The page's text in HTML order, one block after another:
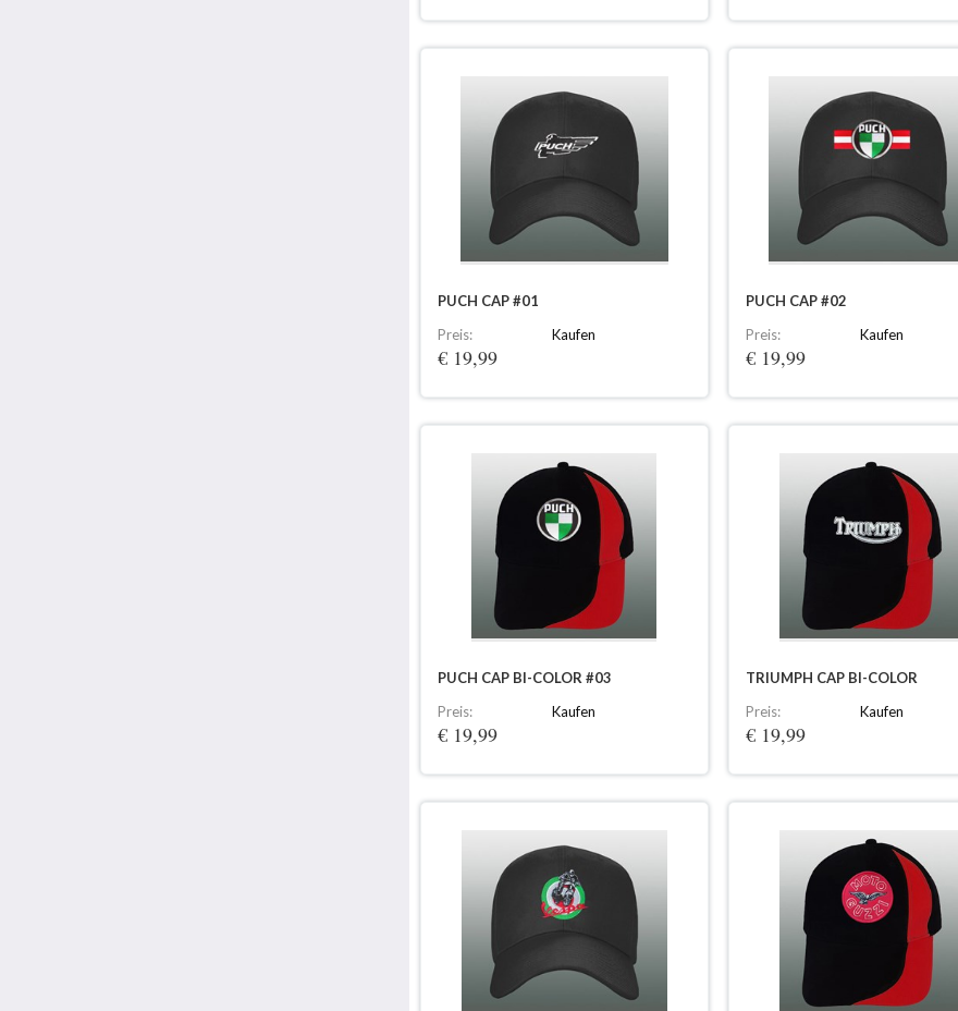
PUCH CAP #01
Preis:
€ 19,99
Kaufen
PUCH CAP #02
Preis:
€ 19,99
Kaufen
PUCH CAP BI-COLOR #03
Preis:
€ 19,99
Kaufen
TRIUMPH CAP BI-COLOR
Preis:
€ 19,99
Kaufen